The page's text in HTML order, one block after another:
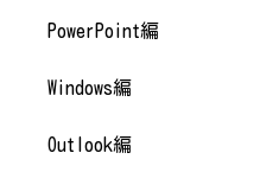
PowerPoint編
Windows編
Outlook編